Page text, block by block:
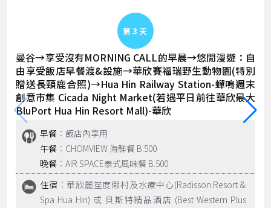
Day 3
曼谷→享受沒有MORNING CALL的早晨→悠閒漫遊：自
由享受飯店早餐渡&設施→華欣賽福瑞野生動物園(特別
贈送長頸鹿合照)→Hua Hin Railway Station-蟬鳴週末
創意市集 Cicada Night Market(若遇平日前往華欣最大
BluPort Hua Hin Resort Mall)-華欣
早餐 ：飯店內享用
午餐 ：CHOMVIEW 海鮮餐 B.500
晚餐 ：AIR SPACE泰式風味餐 B.500
住宿 ：華欣麗笙度假村及水療中心(Radisson Resort &
Spa Hua Hin) 或 貝斯特精品酒店 (Best Western Plus